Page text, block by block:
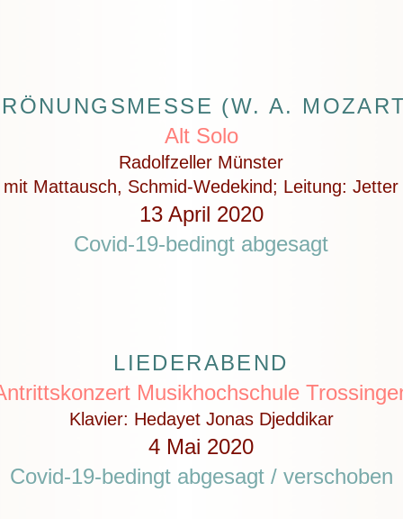
(W. A.
Alt Solo
Radolfzeller Münster
mit Mattausch, Schmid-Wedekind; Leitung: Jetter
13 April 2020
Covid-19-bedingt abgesagt
LIEDERABEND
Musikhochschule
Klavier: Hedayet Jonas Djeddikar
4 Mai 2020
Covid-19-bedingt abgesagt / verschoben